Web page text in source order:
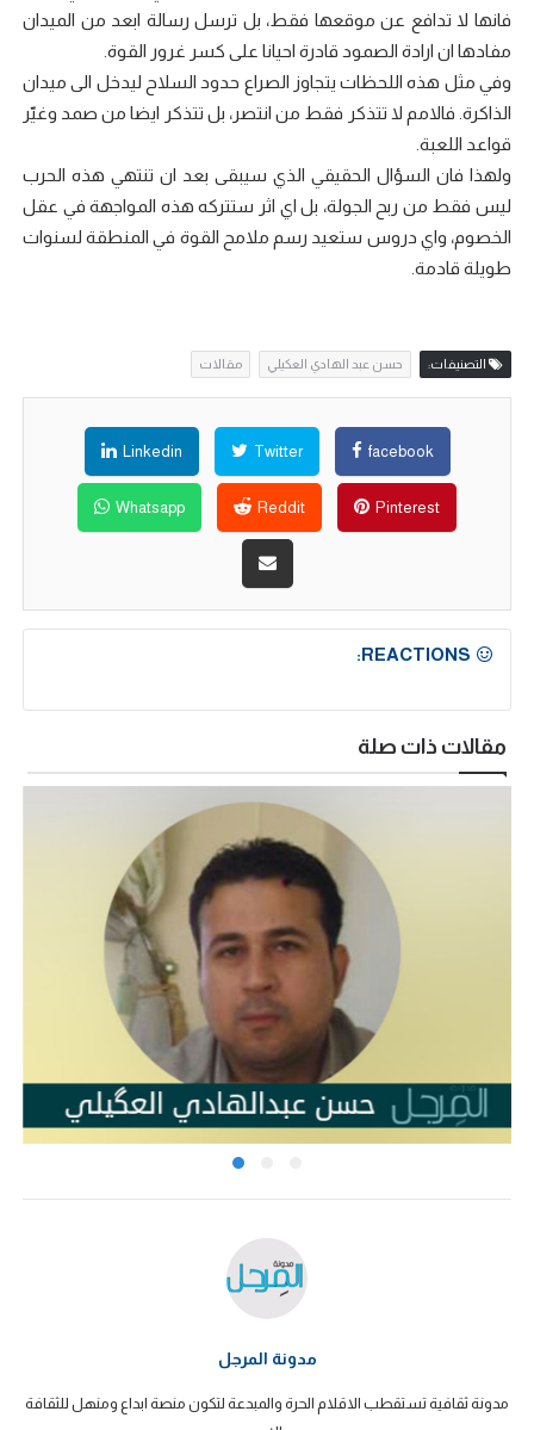
فانها لا تدافع عن موقعها فقط، بل ترسل رسالة ابعد من الميدان
مفادها ان ارادة الصمود قادرة احيانا على كسر غرور القوة.
وفي مثل هذه اللحظات يتجاوز الصراع حدود السلاح ليدخل الى ميدان
الذاكرة. فالامم لا تتذكر فقط من انتصر، بل تتذكر ايضا من صمد وغيّر
قواعد اللعبة.
ولهذا فان السؤال الحقيقي الذي سيبقى بعد ان تنتهي هذه الحرب
ليس فقط من ربح الجولة، بل اي اثر ستتركه هذه المواجهة في عقل
الخصوم، واي دروس ستعيد رسم ملامح القوة في المنطقة لسنوات
طويلة قادمة.
التصنيفات: حسن عبد الهادي العكيلي مقالات
facebook
Twitter
Linkedin
Pinterest
Reddit
Whatsapp
REACTIONS:
مقالات ذات صلة
مدونة المرجل
مدونة ثقافية تستقطب الاقلام الحرة والمبدعة لتكون منصة ابداع ومنهل للثقافة